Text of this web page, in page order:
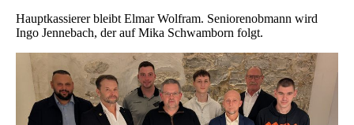
Hauptkassierer bleibt Elmar Wolfram. Seniorenobmann wird
Ingo Jennebach, der auf Mika Schwamborn folgt.